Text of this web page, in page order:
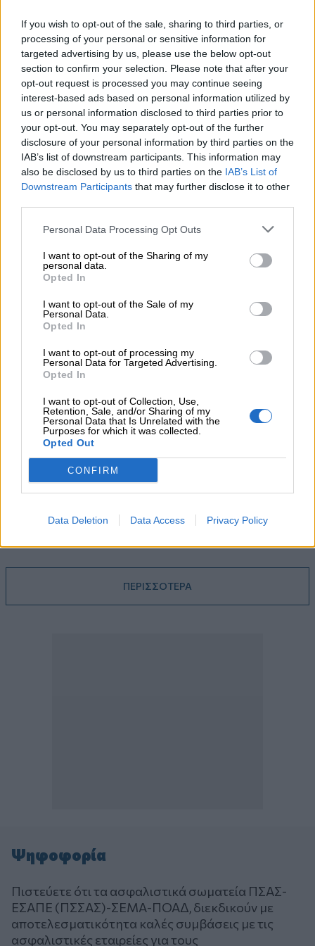
If you wish to opt-out of the sale, sharing to third parties, or
processing of your personal or sensitive information for
targeted advertising by us, please use the below opt-out
section to confirm your selection. Please note that after your
opt-out request is processed you may continue seeing
interest-based ads based on personal information utilized by
us or personal information disclosed to third parties prior to
your opt-out. You may separately opt-out of the further
disclosure of your personal information by third parties on the
IAB’s list of downstream participants. This information may
also be disclosed by us to third parties on the IAB’s List of
Downstream Participants that may further disclose it to other
Personal Data Processing Opt Outs
I want to opt-out of the Sharing of my
personal data.
Opted In
I want to opt-out of the Sale of my
Personal Data.
Opted In
I want to opt-out of processing my
Personal Data for Targeted Advertising.
Opted In
I want to opt-out of Collection, Use,
Retention, Sale, and/or Sharing of my
Personal Data that Is Unrelated with the
Purposes for which it was collected.
Opted Out
CONFIRM
Data Deletion Data Access Privacy Policy
05.08.2026 - 11:30
Η νέα εποχή στην εκπαίδευση των ασφαλιστικών
διαμεσολαβητών
05.08.2026 - 10:50
Ξεκινούν οι αιτήσεις στο vouchers.gov.gr για το Πρόγραμμα
«Τουρισμός για όλους 2026-2027»
05.08.2026 - 10:19
WWF: Περισσότερα από 180.000 στρέμματα καμένων
δασικών εκτάσεων στην Ελλάδα σε λίγες μόλις μέρες
Η Ελλάδα που αντιστέκεται και επιμένει να μην ασφαλίζεται!
05.08.2026 - 09:20
Καλοκαιρινό ταξίδι: Οι 8 συμβουλές που αξίζει να δώσει κάθε
ασφαλιστής στους πελάτες του
05.08.2026 - 08:51
Το εκλογικό «καμπανάκι» της Goldman Sachs, η ισχυρή
πιστωτική επέκταση των ελληνικών τραπεζών, το «πάρτι»
στις αγορές, οι «κρυμμένες» αξίες της ΓΕΚ ΤΕΡΝΑ
Ιωάννης Μπολέτης – ΩΝΑΣΕΙΟ
04.08.2026 - 15:33
ERGO Hellas: Μέτρα στήριξης για τους πληγέντες
ασφαλισμένους της από τις πυρκαγιές
Τράπεζα Κύπρου: Ενισχυμένες κατά 31% οι ασφαλιστικές
υπηρεσίες - Κέρδη €252 εκατ. (+7%) και ROTE 18.8% στο
ΠΕΡΙΣΣΟΤΕΡΑ
Ψηφοφορία
Πιστεύετε ότι τα ασφαλιστικά σωματεία ΠΣΑΣ-
ΕΣΑΠΕ (ΠΣΣΑΣ)-ΣΕΜΑ-ΠΟΑΔ, διεκδικούν με
αποτελεσματικότητα καλές συμβάσεις με τις
ασφαλιστικές εταιρείες για τους